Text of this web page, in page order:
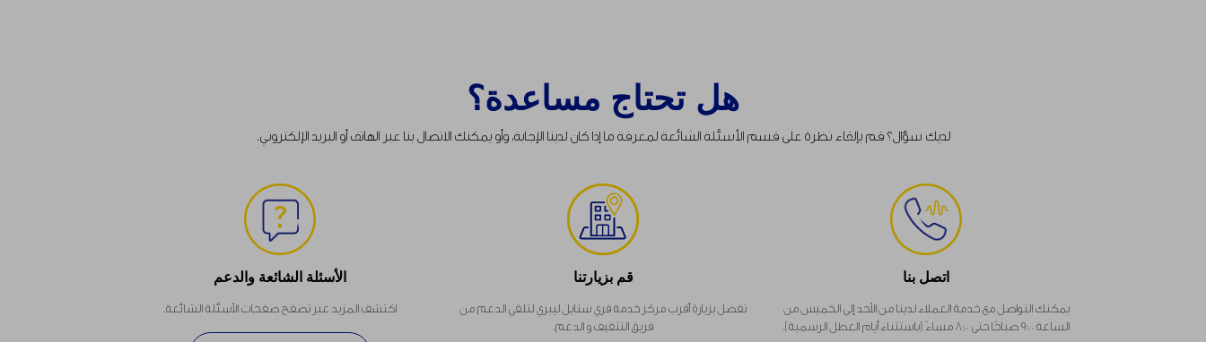
هل تحتاج مساعدة؟
لديك سؤال؟ قم بإلقاء نظرة على قسم الأسئلة الشائعة لمعرفة ما إذا كان لدينا الإجابة، وأو يمكنك الاتصال بنا عبر الهاتف أو البريد الإلكتروني.
الأسئلة الشائعة والدعم
اكتشف المزيد عبر تصفح صفحات الأسئلة الشائعة.
قم بزيارتنا
تفضل بزيارة أقرب مركز خدمة فري ستايل ليبري لتلقي الدعم من
فريق التثقيف و الدعم.
اتصل بنا
يمكنك التواصل مع خدمة العملاء لدينا من الأحد إلى الخميس من
الساعة ٩:٠٠ صباحًا حتى ٨:٠٠ مساءً (باستثناء أيام العطل الرسمية).